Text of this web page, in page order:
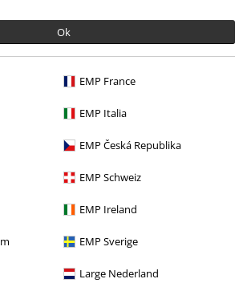
Ok
EMP France
EMP Italia
EMP Česká Republika
EMP Schweiz
EMP Ireland
EMP Sverige
Large Nederland